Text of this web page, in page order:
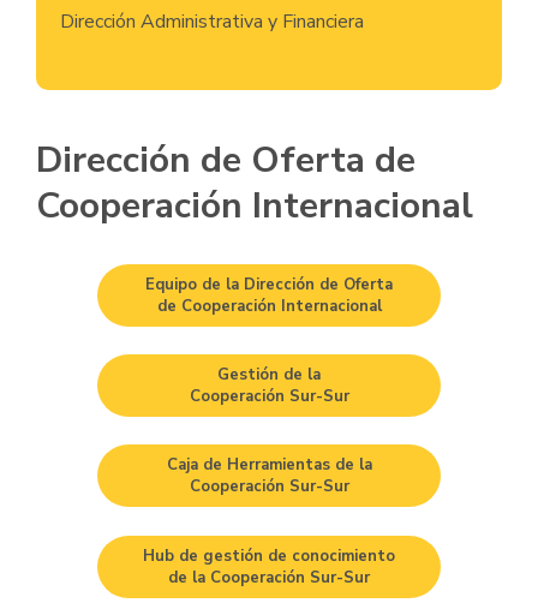
Dirección Administrativa y Financiera
Dirección de Oferta de
Cooperación Internacional
Equipo de la Dirección de Oferta
de Cooperación Internacional
Gestión de la
Cooperación Sur-Sur
Caja de Herramientas de la
Cooperación Sur-Sur
Hub de gestión de conocimiento
de la Cooperación Sur-Sur